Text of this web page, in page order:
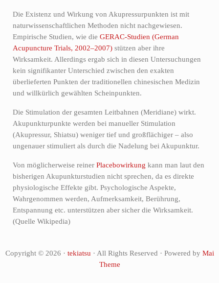
Die Existenz und Wirkung von Akupressurpunkten ist mit
naturwissenschaftlichen Methoden nicht nachgewiesen.
Empirische Studien, wie die GERAC-Studien (German
Acupuncture Trials, 2002–2007)stützen aber ihre
Wirksamkeit. Allerdings ergab sich in diesen Untersuchungen
kein signifikanter Unterschied zwischen den exakten
überlieferten Punkten der traditionellen chinesischen Medizin
und willkürlich gewählten Scheinpunkten.
Die Stimulation der gesamten Leitbahnen (Meridiane) wirkt.
Akupunkturpunkte werden bei manueller Stimulation
(Akupressur, Shiatsu) weniger tief und großflächiger – also
ungenauer stimuliert als durch die Nadelung bei Akupunktur.
Von möglicherweise reiner Placebowirkung kann man laut den
bisherigen Akupunkturstudien nicht sprechen, da es direkte
physiologische Effekte gibt. Psychologische Aspekte,
Wahrgenommen werden, Aufmerksamkeit, Berührung,
Entspannung etc. unterstützen aber sicher die Wirksamkeit.
(Quelle Wikipedia)
Copyright © 2026 · tekiatsu · All Rights Reserved · Powered by Mai
Theme